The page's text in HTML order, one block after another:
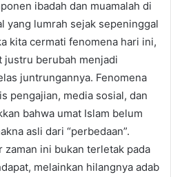
ibadah dan muamalah di
yang lumrah sejak sepeninggal
kita cermati fenomena hari ini,
justru berubah menjadi
juntrungannya. Fenomena
pengajian, media sosial, dan
bahwa umat Islam belum
asli dari “perbedaan”.
zaman ini bukan terletak pada
melainkan hilangnya adab